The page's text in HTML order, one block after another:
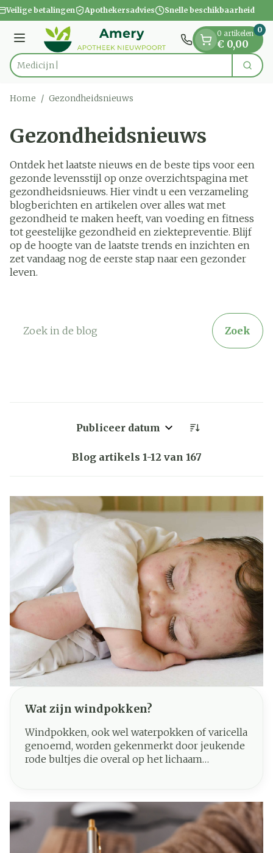
Ga naar de inhoud
1 van 1
betalingen Apothekersadvies Snelle beschikbaarheid
Menu
Product, merk, categorie...
Vind snel wo Zoek
0 artikelen
€ 0,00
0
Home / Gezondheidsnieuws
Gezondheidsnieuws
Ontdek het laatste nieuws en de beste tips voor een
gezonde levensstijl op onze overzichtspagina met
gezondheidsnieuws. Hier vindt u een verzameling
blogberichten en artikelen over alles wat met
gezondheid te maken heeft, van voeding en fitness
tot geestelijke gezondheid en ziektepreventie. Blijf
op de hoogte van de laatste trends en inzichten en
zet vandaag nog de eerste stap naar een gezonder
leven.
Zoek
Blog artikels 1-12 van 167
Wat zijn windpokken?
Windpokken, ook wel waterpokken of varicella
genoemd, worden gekenmerkt door jeukende
rode bultjes die overal op het lichaam
besmettelijk. Bijna iedereen krijgt als kind
windpokken. Het is een typische kinderziekte.